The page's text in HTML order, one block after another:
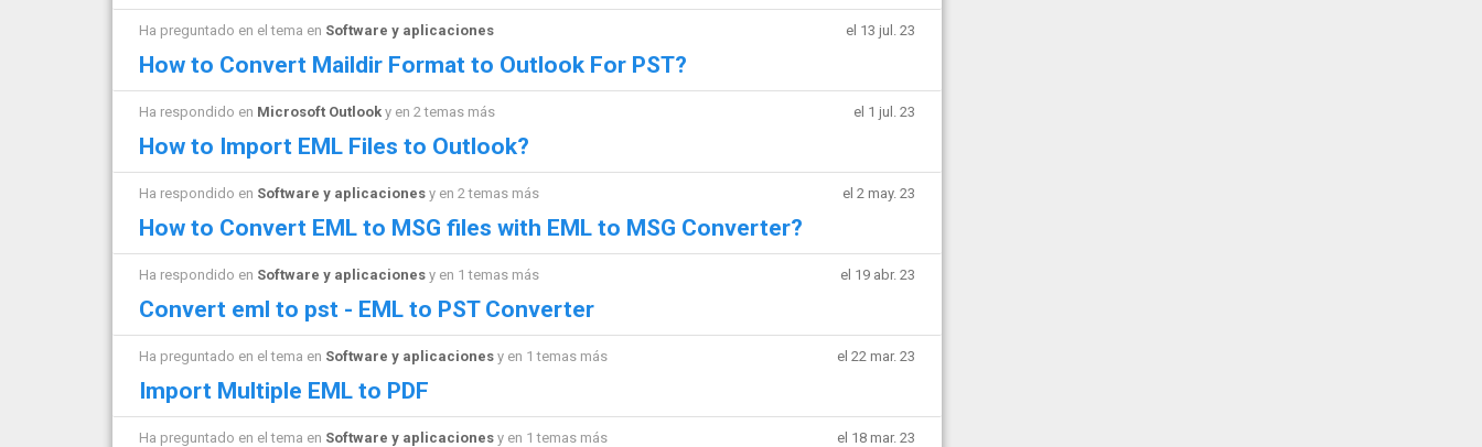
Ha preguntado en el tema en Software y aplicaciones el 13 jul. 23
How to Convert Maildir Format to Outlook For PST?
Ha respondido en Microsoft Outlook y en 2 temas más el 1 jul. 23
How to Import EML Files to Outlook?
Ha respondido en Software y aplicaciones y en 2 temas más el 2 may. 23
How to Convert EML to MSG files with EML to MSG Converter?
Ha respondido en Software y aplicaciones y en 1 temas más el 19 abr. 23
Convert eml to pst - EML to PST Converter
Ha preguntado en el tema en Software y aplicaciones y en 1 temas más el 22 mar. 23
Import Multiple EML to PDF
Ha preguntado en el tema en Software y aplicaciones y en 1 temas más el 18 mar. 23